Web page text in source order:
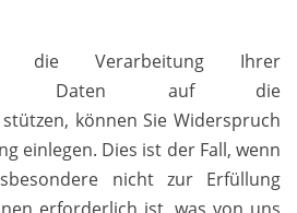
die Verarbeitung Ihrer
Daten auf die
können Sie Widerspruch
einlegen. Dies ist der Fall, wenn
nicht zur Erfüllung
erforderlich ist, was von uns